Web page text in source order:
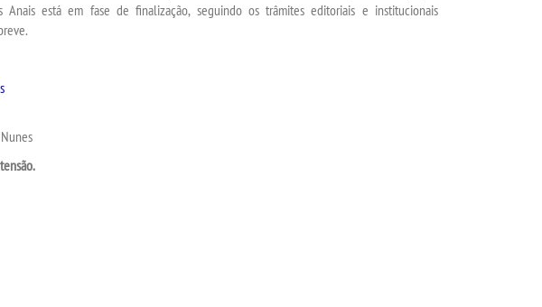
Anais está em fase de finalização, seguindo os trâmites editoriais e institucionais